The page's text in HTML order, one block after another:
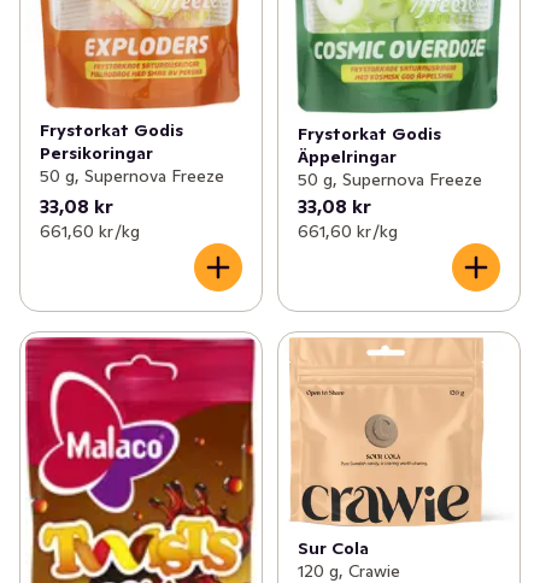
Frystorkat Godis
Persikoringar
50 g, Supernova Freeze
33,08 kr
661,60 kr /kg
Frystorkat Godis
Äppelringar
50 g, Supernova Freeze
33,08 kr
661,60 kr /kg
Sur Cola
120 g, Crawie